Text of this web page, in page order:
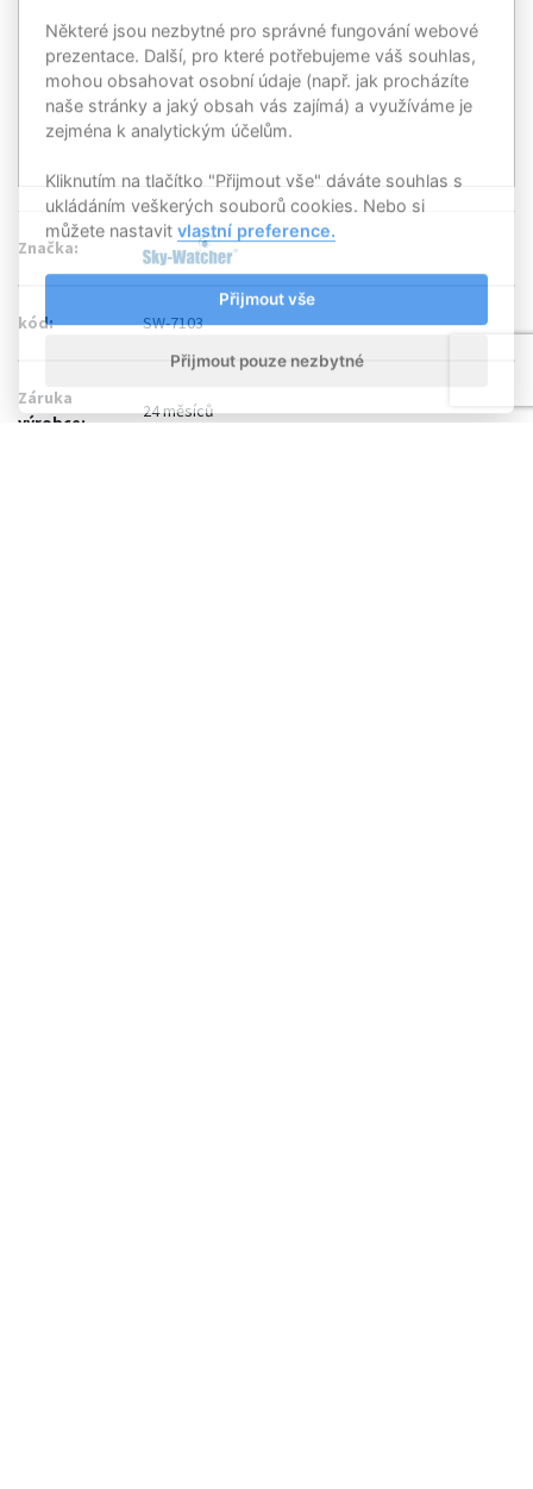
Značka:
kód: SW-7103
Záruka
výrobce:
24 měsíců
Některé jsou nezbytné pro správné fungování webové
prezentace. Další, pro které potřebujeme váš souhlas,
mohou obsahovat osobní údaje (např. jak procházíte
naše stránky a jaký obsah vás zajímá) a využíváme je
zejména k analytickým účelům.
Kliknutím na tlačítko "Přijmout vše" dáváte souhlas s
ukládáním veškerých souborů cookies. Nebo si
můžete nastavit
vlastní preference.
Přijmout vše
Přijmout pouze nezbytné